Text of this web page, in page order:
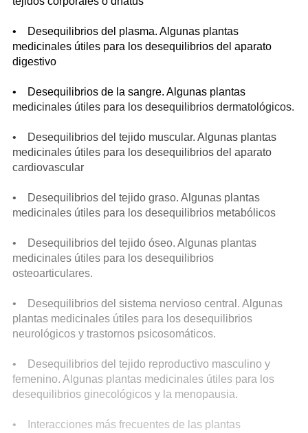
• Desequilibrios del plasma. Algunas plantas
medicinales útiles para los desequilibrios del aparato
digestivo
• Desequilibrios de la sangre. Algunas plantas
medicinales útiles para los desequilibrios dermatológicos.
• Desequilibrios del tejido muscular. Algunas plantas
medicinales útiles para los desequilibrios del aparato
cardiovascular
• Desequilibrios del tejido graso. Algunas plantas
medicinales útiles para los desequilibrios metabólicos
• Desequilibrios del tejido óseo. Algunas plantas
medicinales útiles para los desequilibrios
osteoarticulares.
• Desequilibrios del sistema nervioso central. Algunas
plantas medicinales útiles para los desequilibrios
neurológicos y trastornos psicosomáticos.
• Desequilibrios del tejido reproductivo masculino y
femenino. Algunas plantas medicinales útiles para los
desequilibrios ginecológicos y la menopausia.
• Interacciones más frecuentes de las plantas